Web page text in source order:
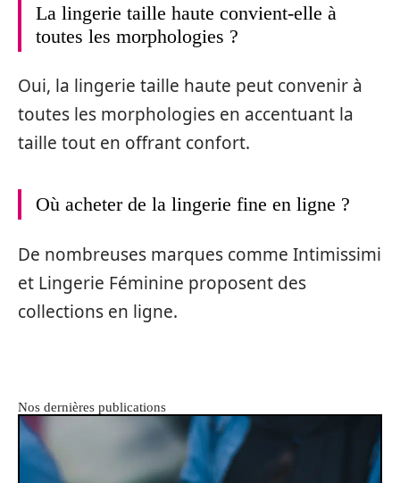
La lingerie taille haute convient-elle à
toutes les morphologies ?
Oui, la lingerie taille haute peut convenir à
toutes les morphologies en accentuant la
taille tout en offrant confort.
Où acheter de la lingerie fine en ligne ?
De nombreuses marques comme Intimissimi
et Lingerie Féminine proposent des
collections en ligne.
Nos dernières publications